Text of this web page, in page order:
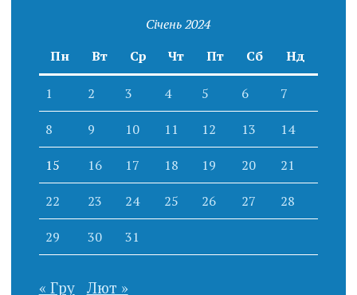
Січень 2024
Пн
Вт Ср Чт Пт Сб Нд
1 2 3 4 5 6 7
8 9 10 11 12 13 14
15 16 17 18 19 20 21
22 23 24 25 26 27 28
29 30 31
« Гру Лют »